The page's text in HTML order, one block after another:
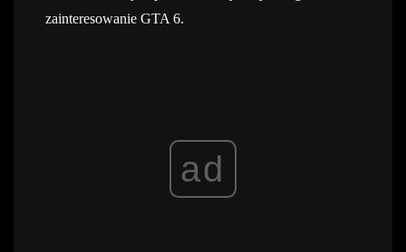
zainteresowanie GTA 6.
ad